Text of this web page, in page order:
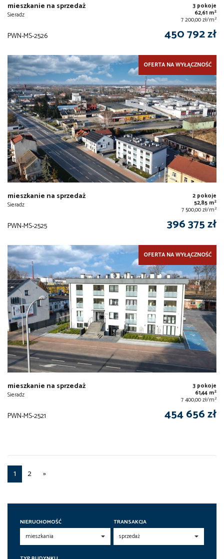
mieszkanie na sprzedaż
Sieradz
3 pokoje
62,61 m2
7 200,00 zł/m2
PWN-MS-2526 450 792 zł
OFERTA NA WYŁĄCZNOŚĆ
mieszkanie na sprzedaż
Sieradz
2 pokoje
52,85 m2
7 500,00 zł/m2
PWN-MS-2525 396 375 zł
OFERTA NA WYŁĄCZNOŚĆ
mieszkanie na sprzedaż
Sieradz
3 pokoje
61,44 m2
7 400,00 zł/m2
PWN-MS-2521 454 656 zł
1 2 »
NIERUCHOMOŚĆ TRANSAKCJA